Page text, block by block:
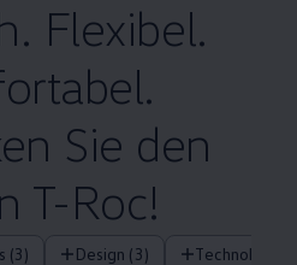
Flexibel.
Sie den
T-Roc!
(3) Design (3) Technologie